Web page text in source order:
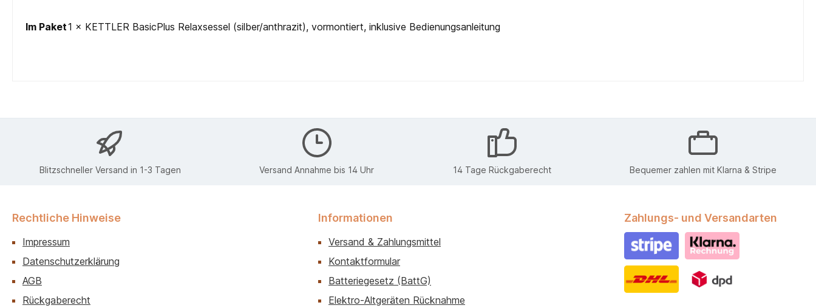
Im Paket1 × KETTLER BasicPlus Relaxsessel (silber/anthrazit), vormontiert, inklusive Bedienungsanleitung
Blitzschneller Versand in 1-3 Tagen Versand Annahme bis 14 Uhr 14 Tage Rückgaberecht Bequemer zahlen mit Klarna & Stripe
Rechtliche Hinweise
Impressum
Datenschutzerklärung
AGB
Rückgaberecht
Informationen
Versand & Zahlungsmittel
Kontaktformular
Batteriegesetz (BattG)
Elektro‑Altgeräten Rücknahme
Zahlungs- und Versandarten
Stripe